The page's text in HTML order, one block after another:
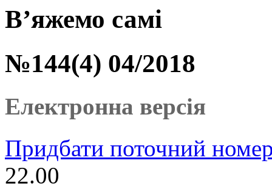
В’яжемо самі
№144(4) 04/2018
Електронна версія
Придбати поточний
22.00